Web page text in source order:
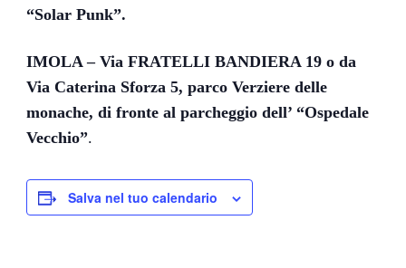
“Solar Punk”.
IMOLA – Via FRATELLI BANDIERA 19 o da
Via Caterina Sforza 5, parco Verziere delle
monache, di fronte al parcheggio dell’ “Ospedale
Vecchio”.
Salva nel tuo calendario